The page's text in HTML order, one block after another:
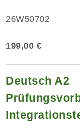
26W50702
199,00 €
Deutsch A2